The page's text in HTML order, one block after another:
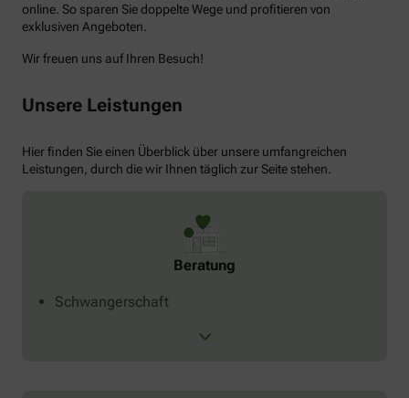
online. So sparen Sie doppelte Wege und profitieren von
exklusiven Angeboten.
Wir freuen uns auf Ihren Besuch!
Unsere Leistungen
Hier finden Sie einen Überblick über unsere umfangreichen
Leistungen, durch die wir Ihnen täglich zur Seite stehen.
Beratung
Schwangerschaft